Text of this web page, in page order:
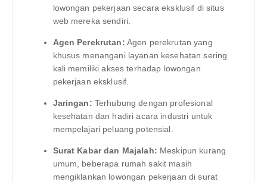
lowongan pekerjaan secara eksklusif di situs
web mereka sendiri.
Agen Perekrutan: Agen perekrutan yang
khusus menangani layanan kesehatan sering
kali memiliki akses terhadap lowongan
pekerjaan eksklusif.
Jaringan: Terhubung dengan profesional
kesehatan dan hadiri acara industri untuk
mempelajari peluang potensial.
Surat Kabar dan Majalah: Meskipun kurang
umum, beberapa rumah sakit masih
mengiklankan lowongan pekerjaan di surat